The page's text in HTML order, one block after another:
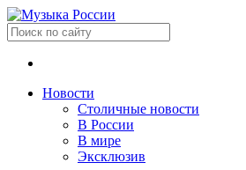
Новости
Столичные новости
В России
В мире
Эксклюзив